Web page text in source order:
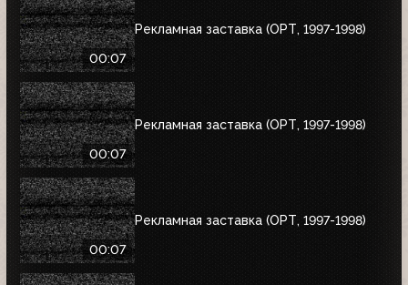
00:07
Рекламная заставка (ОРТ, 1997-1998)
00:07
Рекламная заставка (ОРТ, 1997-1998)
00:07
Рекламная заставка (ОРТ, 1997-1998)